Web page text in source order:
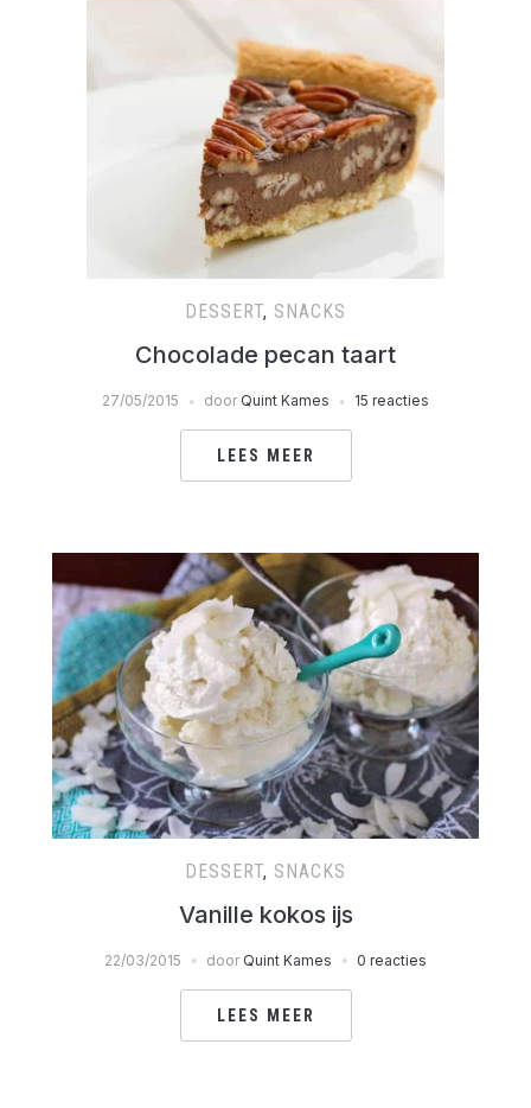
DESSERT, SNACKS
Chocolade pecan taart
27/05/2015 door Quint Kames 15 reacties
LEES MEER
DESSERT, SNACKS
Vanille kokos ijs
22/03/2015 door Quint Kames 0 reacties
LEES MEER